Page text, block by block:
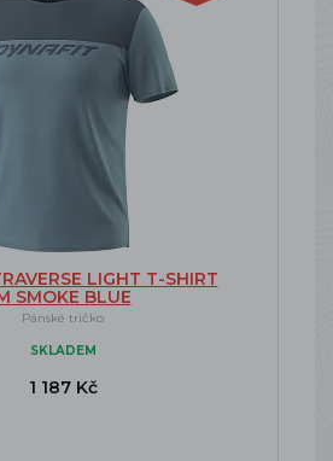
LIGHT T-SHIRT
SMOKE BLUE
Pánské tričko
SKLADEM
1 187 Kč